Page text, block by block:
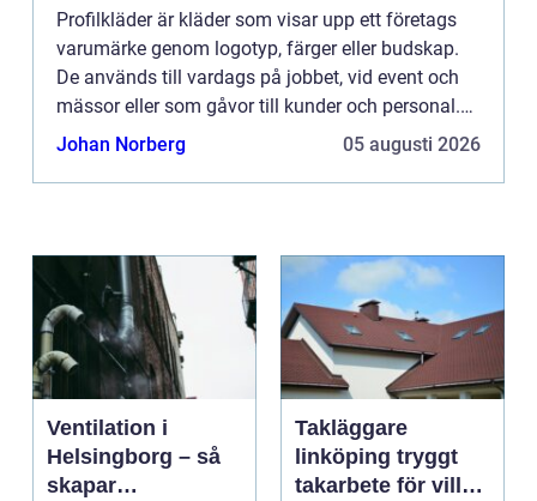
Profilkläder är kläder som visar upp ett företags
varumärke genom logotyp, färger eller budskap.
De används till vardags på jobbet, vid event och
mässor eller som gåvor till kunder och personal.
Gen...
Johan Norberg 05 augusti 2026
Ventilation i
Helsingborg – så
skapar
Takläggare
linköping tryggt
takarbete för villa,